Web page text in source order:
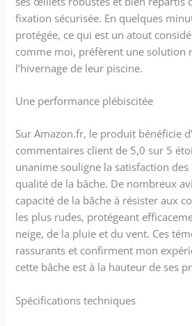
fixation sécurisée. En quelques
protégée, ce qui est un atout
comme moi, préfèrent une solution
l’hivernage de leur piscine.
Une performance plébiscitée
Sur Amazon.fr, le produit bénéficie
commentaires client de 5,0 sur 5
unanime souligne la satisfaction
qualité de la bâche. De nombreux
capacité de la bâche à résister aux
les plus rudes, protégeant
neige, de la pluie et du vent. Ces
rassurants et confirment mon
cette bâche est à la hauteur de ses
Spécifications techniques